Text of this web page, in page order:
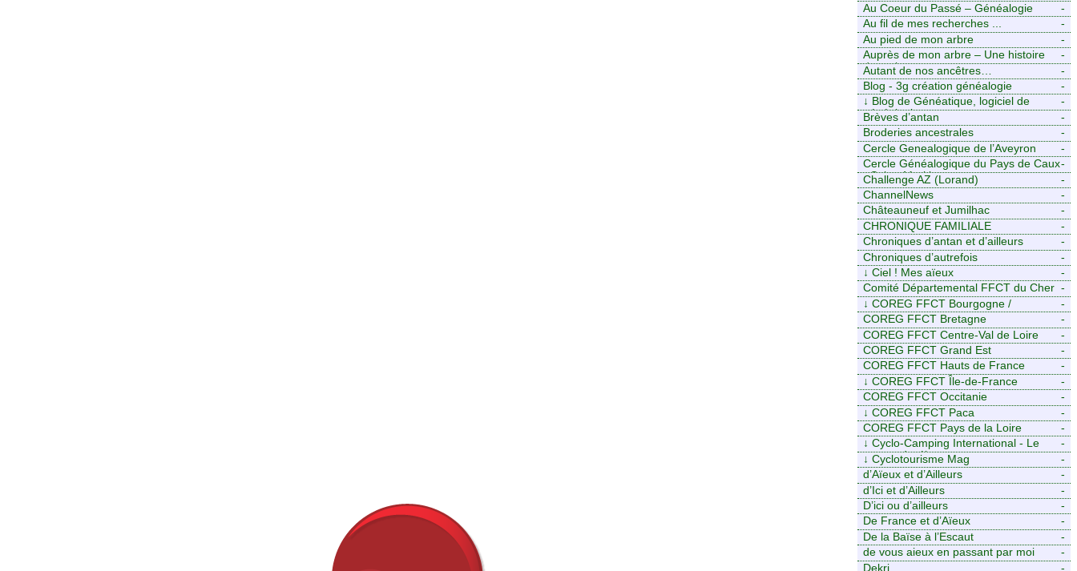
-
Au Coeur du Passé – Généalogie
Familiale
-
Au fil de mes recherches ...
-
Au pied de mon arbre
-
Auprès de mon arbre – Une histoire
de racines
-
Autant de nos ancêtres…
-
Blog - 3g création généalogie
-
↓ Blog de Généatique, logiciel de
généalogie
-
Brèves d’antan
-
Broderies ancestrales
-
Cercle Genealogique de l’Aveyron
-
Cercle Généalogique du Pays de Caux
- Seine-Maritime
-
Challenge AZ (Lorand)
-
ChannelNews
-
Châteauneuf et Jumilhac
-
CHRONIQUE FAMILIALE
-
Chroniques d’antan et d’ailleurs
-
Chroniques d’autrefois
-
↓ Ciel ! Mes aïeux
-
Comité Départemental FFCT du Cher
-
↓ COREG FFCT Bourgogne /
Franche-Comté
-
COREG FFCT Bretagne
-
COREG FFCT Centre-Val de Loire
-
COREG FFCT Grand Est
-
COREG FFCT Hauts de France
-
↓ COREG FFCT Île-de-France
-
COREG FFCT Occitanie
-
↓ COREG FFCT Paca
-
COREG FFCT Pays de la Loire
-
↓ Cyclo-Camping International - Le
voyage à vélo
-
↓ Cyclotourisme Mag
-
d’Aïeux et d’Ailleurs
-
d’Ici et d’Ailleurs
-
D’ici ou d’ailleurs
-
De France et d’Aïeux
-
De la Baïse à l’Escaut
-
de vous aieux en passant par moi
-
Dekri